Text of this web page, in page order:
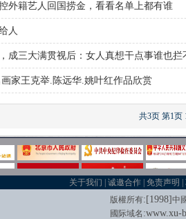
外籍艺人回国捞金，看看名单上都有谁
人
成三大满贯视后：女人真想干点事谁也拦
家王克举.陈远华.姚叶红作品欣赏
共3页 第1页
关于我们 |诚邀合作 |免责声明 |
版權所有:[1998]中
國际域名 :www.xu-